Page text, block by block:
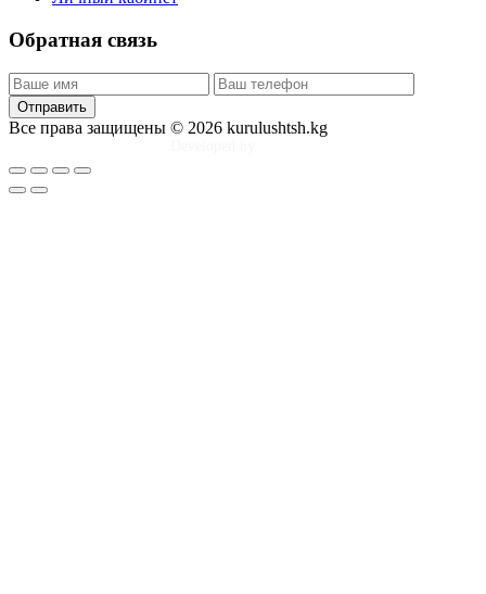
Обратная связь
Отправить
Все права защищены © 2026 kurulushtsh.kg